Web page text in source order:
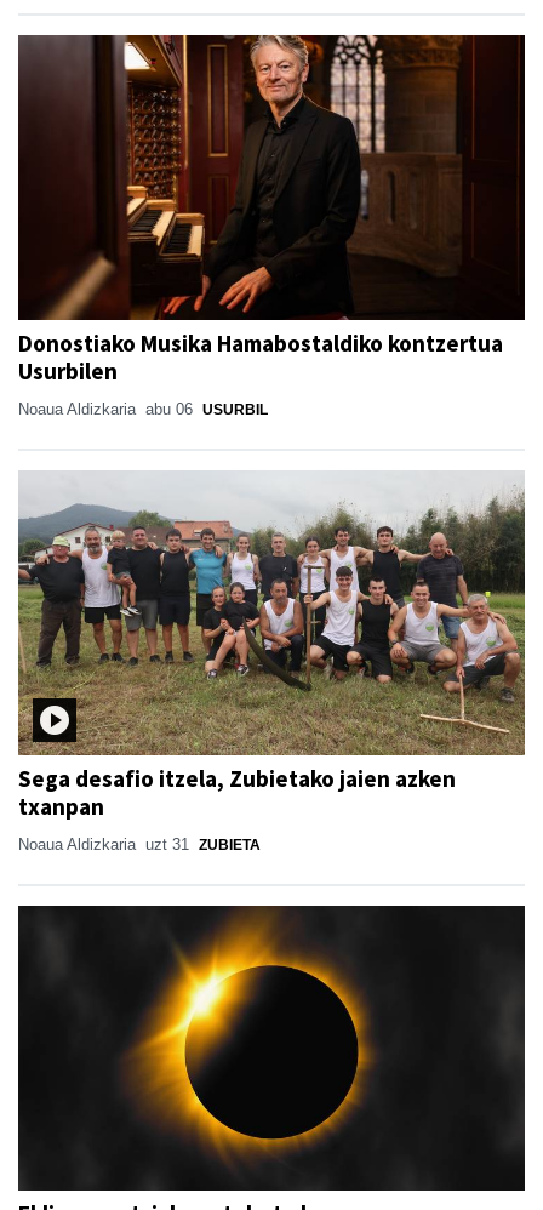
Donostiako Musika Hamabostaldiko kontzertua
Usurbilen
Noaua Aldizkaria abu 06 USURBIL
Sega desafio itzela, Zubietako jaien azken
txanpan
Noaua Aldizkaria uzt 31 ZUBIETA